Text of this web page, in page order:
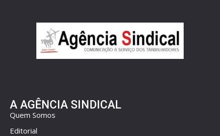
A AGÊNCIA SINDICAL
Quem Somos
Editorial